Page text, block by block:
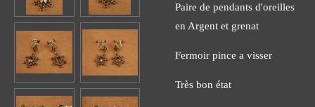
Paire de pendants d'oreilles
en Argent et grenat
Fermoir pince a visser
Très bon état